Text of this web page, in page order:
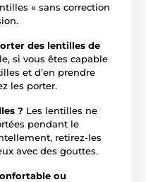
« sans correction
des lentilles de
si vous êtes capable
et d’en prendre
les porter.
? Les lentilles ne
pendant le
retirez-les
avec des gouttes.
ou